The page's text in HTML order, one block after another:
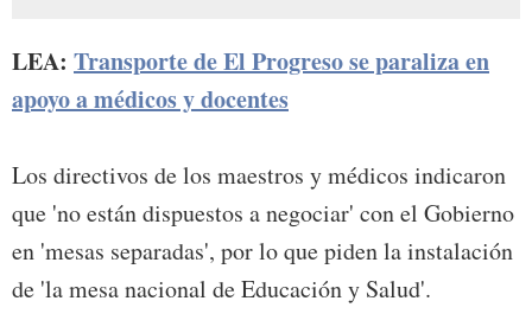
LEA: Transporte de El Progreso se paraliza en
apoyo a médicos y docentes
Los directivos de los maestros y médicos indicaron
que 'no están dispuestos a negociar' con el Gobierno
en 'mesas separadas', por lo que piden la instalación
de 'la mesa nacional de Educación y Salud'.